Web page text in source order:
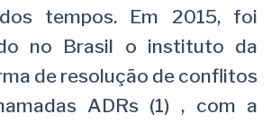
tempos. Em 2015, foi
no Brasil o instituto da
de resolução de conflitos
ADRs (1) , com a